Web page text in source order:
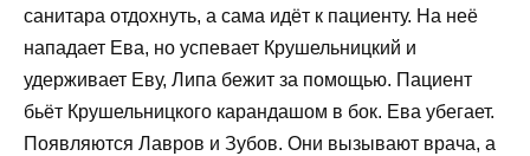
санитара отдохнуть, а сама идёт к пациенту. На неё
нападает Ева, но успевает Крушельницкий и
удерживает Еву, Липа бежит за помощью. Пациент
бьёт Крушельницкого карандашом в бок. Ева убегает.
Появляются Лавров и Зубов. Они вызывают врача, а